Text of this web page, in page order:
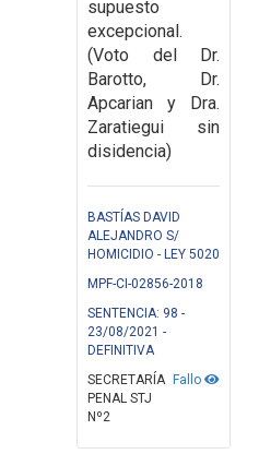
supuesto
excepcional.
(Voto del Dr.
Barotto, Dr.
Apcarian y Dra.
Zaratiegui sin
disidencia)
BASTÍAS DAVID
ALEJANDRO S/
HOMICIDIO - LEY 5020
MPF-CI-02856-2018
SENTENCIA: 98 -
23/08/2021 -
DEFINITIVA
Fallo
SECRETARÍA
PENAL STJ
Nº2